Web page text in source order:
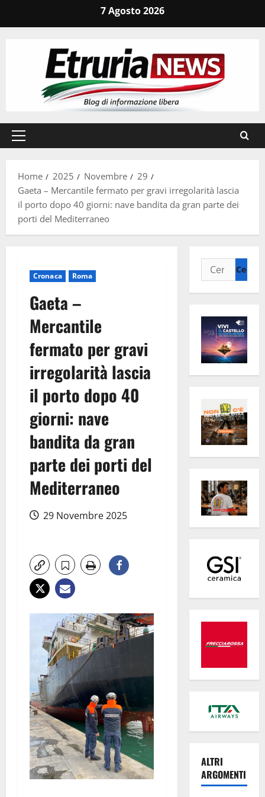
7 Agosto 2026
Menu
Home
2025 Novembre
29
Gaeta – Mercantile fermato per gravi irregolarità lascia
il porto dopo 40 giorni: nave bandita da gran parte dei
porti del Mediterraneo
Cronaca Roma
Gaeta –
Mercantile
fermato per gravi
irregolarità lascia
il porto dopo 40
giorni: nave
bandita da gran
parte dei porti del
Mediterraneo
29 Novembre 2025
Ricerca
per:
ALTRI
ARGOMENTI